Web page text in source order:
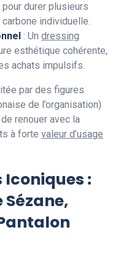
durer plusieurs
individuelle.
: Un dressing
esthétique cohérente,
achats impulsifs.
par des figures
de l’organisation)
renouer avec la
à forte valeur d’usage
Iconiques :